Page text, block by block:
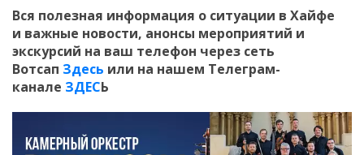
Вся полезная информация о ситуации в Хайфе
и важные новости, анонсы мероприятий и
экскурсий на ваш телефон через сеть
Вотсап Здесь или на нашем Телеграм-
канале ЗДЕСЬ